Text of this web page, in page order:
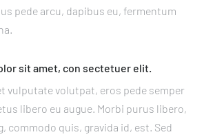
pede arcu, dapibus eu, fermentum
sit amet, con sectetuer elit.
vulputate volutpat, eros pede semper
libero eu augue. Morbi purus libero,
commodo quis, gravida id, est. Sed